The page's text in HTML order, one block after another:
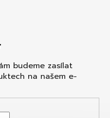
budeme zasílat
na našem e-